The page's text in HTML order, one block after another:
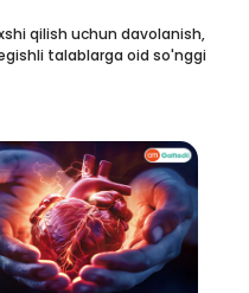
qilish uchun davolanish,
talablarga oid so'nggi